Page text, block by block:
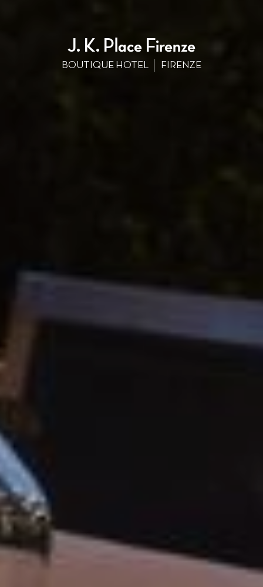
J. K. Place Firenze
BOUTIQUE HOTEL FIRENZE